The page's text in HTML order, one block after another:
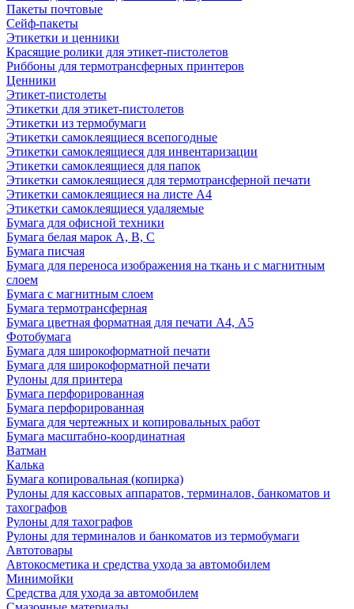
Пакеты почтовые
Сейф-пакеты
Этикетки и ценники
Красящие ролики для этикет-пистолетов
Риббоны для термотрансферных принтеров
Ценники
Этикет-пистолеты
Этикетки для этикет-пистолетов
Этикетки из термобумаги
Этикетки самоклеящиеся всепогодные
Этикетки самоклеящиеся для инвентаризации
Этикетки самоклеящиеся для папок
Этикетки самоклеящиеся для термотрансферной печати
Этикетки самоклеящиеся на листе А4
Этикетки самоклеящиеся удаляемые
Бумага для офисной техники
Бумага белая марок А, В, С
Бумага писчая
Бумага для переноса изображения на ткань и с магнитным
слоем
Бумага с магнитным слоем
Бумага термотрансферная
Бумага цветная форматная для печати А4, А5
Фотобумага
Бумага для широкоформатной печати
Бумага для широкоформатной печати
Рулоны для принтера
Бумага перфорированная
Бумага перфорированная
Бумага для чертежных и копировальных работ
Бумага масштабно-координатная
Ватман
Калька
Бумага копировальная (копирка)
Рулоны для кассовых аппаратов, терминалов, банкоматов и
тахографов
Рулоны для тахографов
Рулоны для терминалов и банкоматов из термобумаги
Автотовары
Автокосметика и средства ухода за автомобилем
Минимойки
Средства для ухода за автомобилем